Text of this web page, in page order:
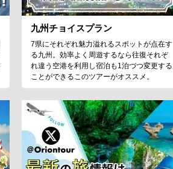
九州チョイスプラン
7県にそれぞれ魅力溢れるスポットが点在す
る九州。効率よく周遊するなら往復それぞ
れ違う空港を利用し宿泊も1泊づつ変更する
ことができるこのツアーがオススメ。